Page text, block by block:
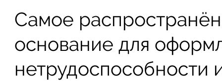
Самое
основание для
нетрудоспособности